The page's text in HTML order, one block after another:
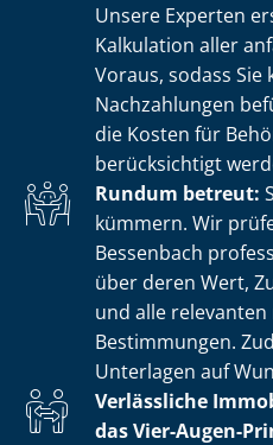
Unsere Experten
Kalkulation aller
Voraus, sodass
Nachzahlungen
die Kosten für
berücksichtigt
Rundum betreut:
kümmern. Wir
Bessenbach
über deren Wert,
und alle
Bestimmungen.
Unterlagen auf
Verlässliche
das Vier-Augen-